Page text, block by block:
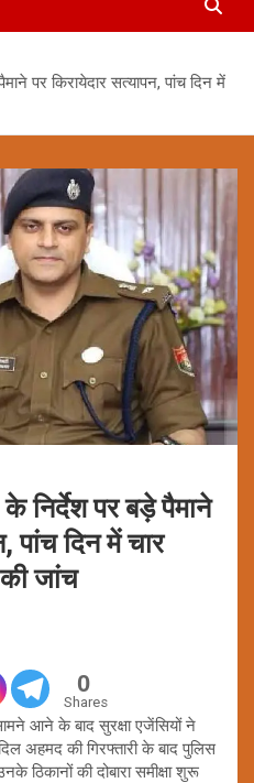
पर किरायेदार सत्यापन, पांच दिन में
निर्देश पर बड़े पैमाने
पांच दिन में चार
जांच
0
Shares
आने के बाद सुरक्षा एजेंसियों ने
अहमद की गिरफ्तारी के बाद पुलिस
ठिकानों की दोबारा समीक्षा शुरू